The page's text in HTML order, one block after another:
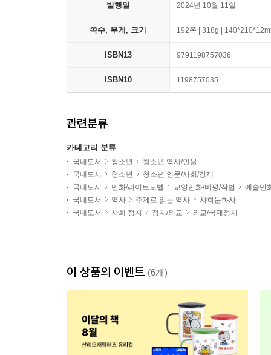
발행일 2024년 10월 11일
쪽수, 무게, 크기 192쪽 | 318g |
ISBN13 9791198757036
ISBN10 1198757035
관련분류
카테고리 분류
국내도서 청소년
청소년 역사/인물
국내도서
청소년
청소년 인문/사회/경제
국내도서
만화/라이트노벨 교양만화/비평/작법
예술만
국내도서
역사 주제로 읽는 역사
사회문화사
국내도서
사회 정치 정치/외교 외교/국제정치
이 상품의 이벤트 (6개)